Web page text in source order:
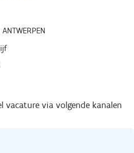
ANTWERPEN
vacature via volgende kanalen